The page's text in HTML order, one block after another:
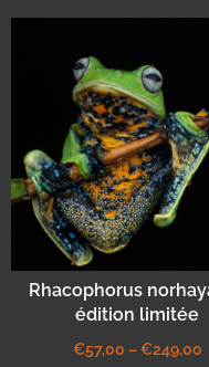
Rhacophorus
édition limitée
€57,00 –€249,00